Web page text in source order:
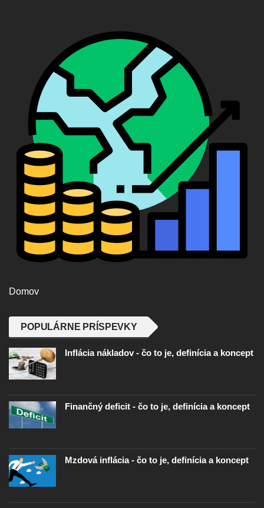
Domov
POPULÁRNE PRÍSPEVKY
Inflácia nákladov - čo to je, definícia a koncept
Finančný deficit - čo to je, definícia a koncept
Mzdová inflácia - čo to je, definícia a koncept